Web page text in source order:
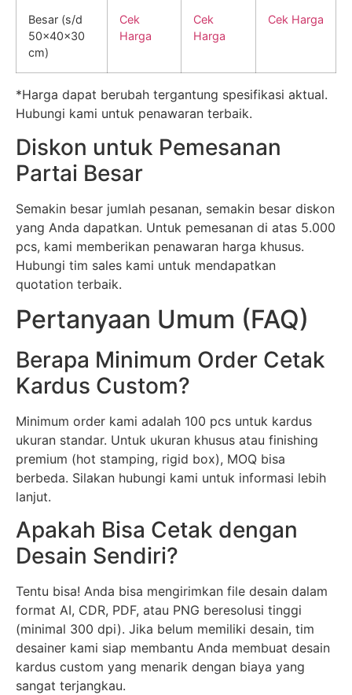
Besar (s/d
50x40x30
cm)
Cek
Harga
Cek
Harga
Cek Harga
*Harga dapat berubah tergantung spesifikasi aktual.
Hubungi kami untuk penawaran terbaik.
Diskon untuk Pemesanan
Partai Besar
Semakin besar jumlah pesanan, semakin besar diskon
yang Anda dapatkan. Untuk pemesanan di atas 5.000
pcs, kami memberikan penawaran harga khusus.
Hubungi tim sales kami untuk mendapatkan
quotation terbaik.
Pertanyaan Umum (FAQ)
Berapa Minimum Order Cetak
Kardus Custom?
Minimum order kami adalah 100 pcs untuk kardus
ukuran standar. Untuk ukuran khusus atau finishing
premium (hot stamping, rigid box), MOQ bisa
berbeda. Silakan hubungi kami untuk informasi lebih
lanjut.
Apakah Bisa Cetak dengan
Desain Sendiri?
Tentu bisa! Anda bisa mengirimkan file desain dalam
format AI, CDR, PDF, atau PNG beresolusi tinggi
(minimal 300 dpi). Jika belum memiliki desain, tim
desainer kami siap membantu Anda membuat desain
kardus custom yang menarik dengan biaya yang
sangat terjangkau.